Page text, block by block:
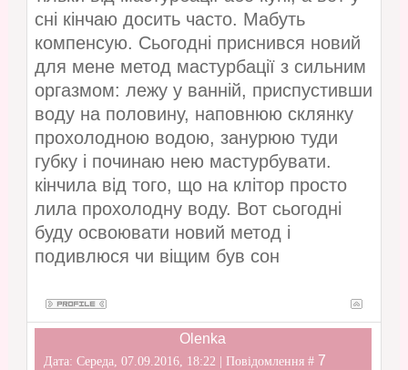
сні кінчаю досить часто. Мабуть
компенсую. Сьогодні приснився новий
для мене метод мастурбації з сильним
оргазмом: лежу у ванній, приспустивши
воду на половину, наповнюю склянку
прохолодною водою, занурюю туди
губку і починаю нею мастурбувати.
кінчила від того, що на клітор просто
лила прохолодну воду. Вот сьогодні
буду освоювати новий метод і
подивлюся чи віщим був сон
Olenka
Дата: Середа, 07.09.2016, 18:22 | Повідомлення # 7